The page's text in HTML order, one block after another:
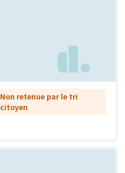
Non retenue par le tri
citoyen